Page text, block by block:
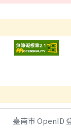
臺南市 OpenID